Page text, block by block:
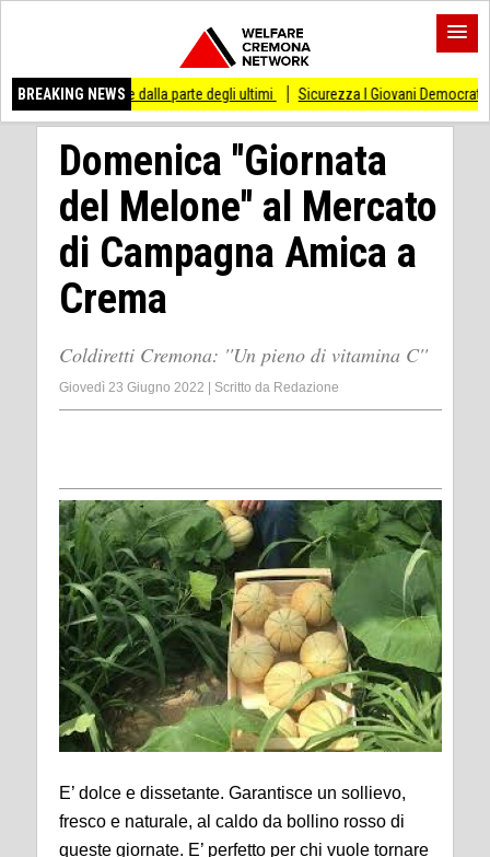
BREAKING NEWS
di stare dalla parte degli ultimi Sicurezza I Giovani Democratici
Domenica ''Giornata
del Melone'' al Mercato
di Campagna Amica a
Crema
Coldiretti Cremona: ''Un pieno di vitamina C''
Giovedì 23 Giugno 2022 Scritto da Redazione
E’ dolce e dissetante. Garantisce un sollievo,
fresco e naturale, al caldo da bollino rosso di
queste giornate. E’ perfetto per chi vuole tornare